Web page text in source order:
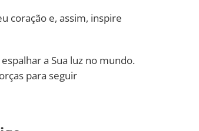
coração e, assim, inspire
a Sua luz no mundo.
para seguir